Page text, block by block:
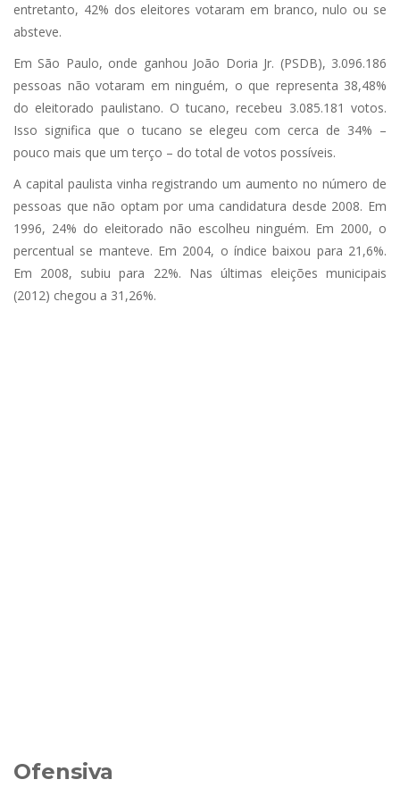
entretanto, 42% dos eleitores votaram em branco, nulo ou se
absteve.
Em São Paulo, onde ganhou João Doria Jr. (PSDB), 3.096.186
pessoas não votaram em ninguém, o que representa 38,48%
do eleitorado paulistano. O tucano, recebeu 3.085.181 votos.
Isso significa que o tucano se elegeu com cerca de 34% –
pouco mais que um terço – do total de votos possíveis.
A capital paulista vinha registrando um aumento no número de
pessoas que não optam por uma candidatura desde 2008. Em
1996, 24% do eleitorado não escolheu ninguém. Em 2000, o
percentual se manteve. Em 2004, o índice baixou para 21,6%.
Em 2008, subiu para 22%. Nas últimas eleições municipais
(2012) chegou a 31,26%.
Ofensiva